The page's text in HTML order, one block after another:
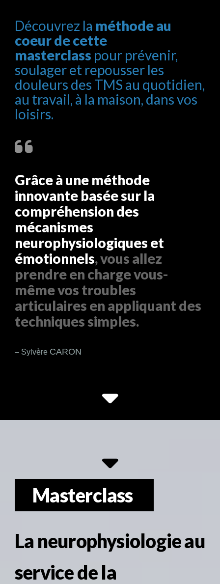
Découvrez la méthode au
coeur de cette
masterclass pour prévenir,
soulager et repousser les
douleurs des TMS au quotidien,
au travail, à la maison, dans vos
loisirs.
Grâce à une méthode
innovante basée sur la
compréhension des
mécanismes
neurophysiologiques et
émotionnels, vous allez
prendre en charge vous-
même vos troubles
articulaires en appliquant des
techniques simples.
– Sylvère CARON
Masterclass
La neurophysiologie au
service de la